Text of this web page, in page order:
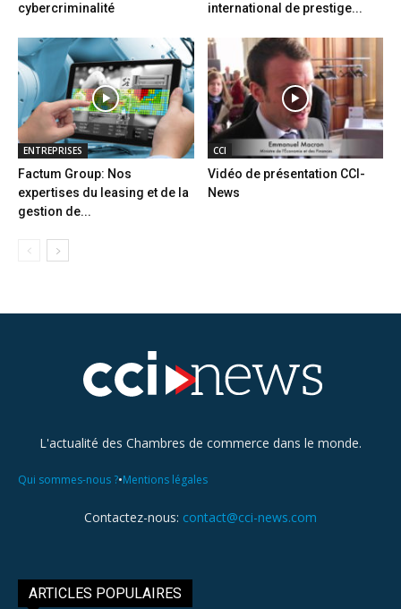
cybercriminalité
international de prestige...
ENTREPRISES
Factum Group: Nos
expertises du leasing et de la
gestion de...
CCI
Vidéo de présentation CCI-
News
L'actualité des Chambres de commerce dans le monde.
Qui sommes-nous ?•Mentions légales
Contactez-nous: contact@cci-news.com
ARTICLES POPULAIRES